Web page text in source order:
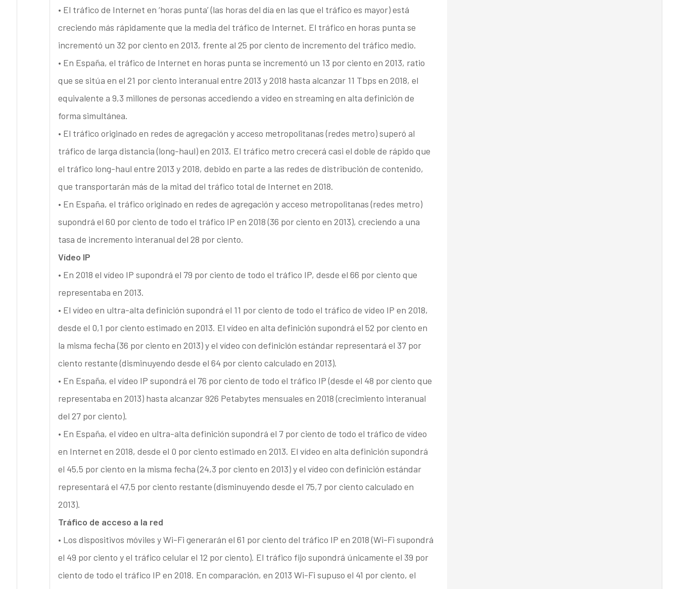
• El tráfico de Internet en ‘horas punta’ (las horas del día en las que el tráfico es mayor) está
creciendo más rápidamente que la media del tráfico de Internet. El tráfico en horas punta se
incrementó un 32 por ciento en 2013, frente al 25 por ciento de incremento del tráfico medio.
• En España, el tráfico de Internet en horas punta se incrementó un 13 por ciento en 2013, ratio
que se sitúa en el 21 por ciento interanual entre 2013 y 2018 hasta alcanzar 11 Tbps en 2018, el
equivalente a 9,3 millones de personas accediendo a vídeo en streaming en alta definición de
forma simultánea.
• El tráfico originado en redes de agregación y acceso metropolitanas (redes metro) superó al
tráfico de larga distancia (long-haul) en 2013. El tráfico metro crecerá casi el doble de rápido que
el tráfico long-haul entre 2013 y 2018, debido en parte a las redes de distribución de contenido,
que transportarán más de la mitad del tráfico total de Internet en 2018.
• En España, el tráfico originado en redes de agregación y acceso metropolitanas (redes metro)
supondrá el 60 por ciento de todo el tráfico IP en 2018 (36 por ciento en 2013), creciendo a una
tasa de incremento interanual del 28 por ciento.
Vídeo IP
• En 2018 el vídeo IP supondrá el 79 por ciento de todo el tráfico IP, desde el 66 por ciento que
representaba en 2013.
• El vídeo en ultra-alta definición supondrá el 11 por ciento de todo el tráfico de vídeo IP en 2018,
desde el 0,1 por ciento estimado en 2013. El vídeo en alta definición supondrá el 52 por ciento en
la misma fecha (36 por ciento en 2013) y el vídeo con definición estándar representará el 37 por
ciento restante (disminuyendo desde el 64 por ciento calculado en 2013).
• En España, el vídeo IP supondrá el 76 por ciento de todo el tráfico IP (desde el 48 por ciento que
representaba en 2013) hasta alcanzar 926 Petabytes mensuales en 2018 (crecimiento interanual
del 27 por ciento).
• En España, el vídeo en ultra-alta definición supondrá el 7 por ciento de todo el tráfico de vídeo
en Internet en 2018, desde el 0 por ciento estimado en 2013. El vídeo en alta definición supondrá
el 45,5 por ciento en la misma fecha (24,3 por ciento en 2013) y el vídeo con definición estándar
representará el 47,5 por ciento restante (disminuyendo desde el 75,7 por ciento calculado en
2013).
Tráfico de acceso a la red
• Los dispositivos móviles y Wi-Fi generarán el 61 por ciento del tráfico IP en 2018 (Wi-Fi supondrá
el 49 por ciento y el tráfico celular el 12 por ciento). El tráfico fijo supondrá únicamente el 39 por
ciento de todo el tráfico IP en 2018. En comparación, en 2013 Wi-Fi supuso el 41 por ciento, el